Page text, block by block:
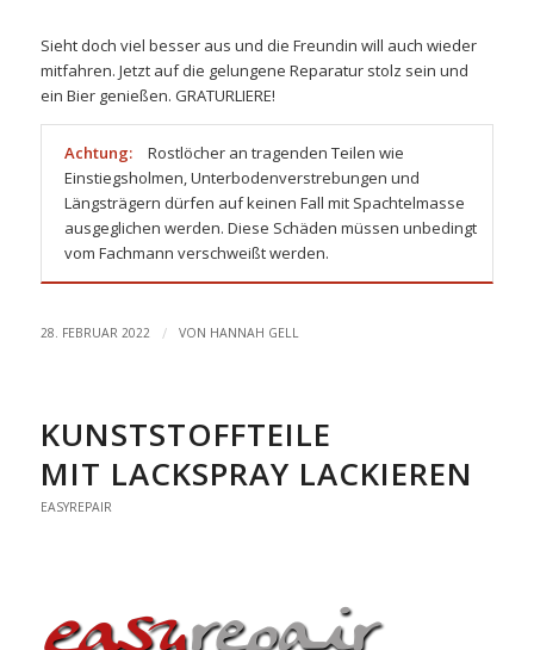
Sieht doch viel besser aus und die Freundin will auch wieder
mitfahren. Jetzt auf die gelungene Reparatur stolz sein und
ein Bier genießen. GRATURLIERE!
Achtung:
Rostlöcher an tragenden Teilen wie
Einstiegsholmen, Unterbodenverstrebungen und
Längsträgern dürfen auf keinen Fall mit Spachtelmasse
ausgeglichen werden. Diese Schäden müssen unbedingt
vom Fachmann verschweißt werden.
28. FEBRUAR 2022 / VON HANNAH GELL
KUNSTSTOFFTEILE
MIT LACKSPRAY LACKIEREN
EASYREPAIR